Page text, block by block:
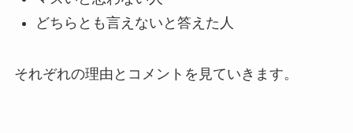
どちらとも言えないと答えた人
それぞれの理由とコメントを見ていきます。